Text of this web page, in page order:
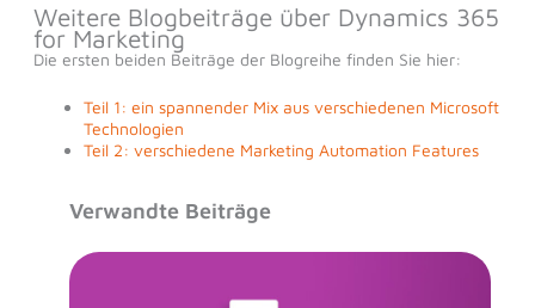
Weitere Blogbeiträge über Dynamics 365
for Marketing
Die ersten beiden Beiträge der Blogreihe finden Sie hier:
Teil 1: ein spannender Mix aus verschiedenen Microsoft
Technologien
Teil 2: verschiedene Marketing Automation Features
Verwandte Beiträge